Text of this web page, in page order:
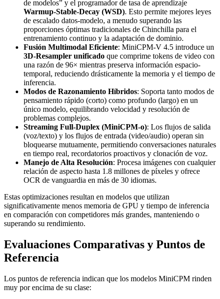
de modelos” y el programador de tasa de aprendizaje
Warmup-Stable-Decay (WSD). Esto permite mejores leyes
de escalado datos-modelo, a menudo superando las
proporciones óptimas tradicionales de Chinchilla para el
entrenamiento continuo y la adaptación de dominio.
Fusión Multimodal Eficiente: MiniCPM-V 4.5 introduce un
3D-Resampler unificado que comprime tokens de video con
una razón de 96× mientras preserva información espacio-
temporal, reduciendo drásticamente la memoria y el tiempo de
inferencia.
Modos de Razonamiento Híbridos: Soporta tanto modos de
pensamiento rápido (corto) como profundo (largo) en un
único modelo, equilibrando velocidad y resolución de
problemas complejos.
Streaming Full-Duplex (MiniCPM-o): Los flujos de salida
(voz/texto) y los flujos de entrada (video/audio) operan sin
bloquearse mutuamente, permitiendo conversaciones naturales
en tiempo real, recordatorios proactivos y clonación de voz.
Manejo de Alta Resolución: Procesa imágenes con cualquier
relación de aspecto hasta 1.8 millones de píxeles y ofrece
OCR de vanguardia en más de 30 idiomas.
Estas optimizaciones resultan en modelos que utilizan
significativamente menos memoria de GPU y tiempo de inferencia
en comparación con competidores más grandes, manteniendo o
superando su rendimiento.
Evaluaciones Comparativas y Puntos de
Referencia
Los puntos de referencia indican que los modelos MiniCPM rinden
muy por encima de su clase: